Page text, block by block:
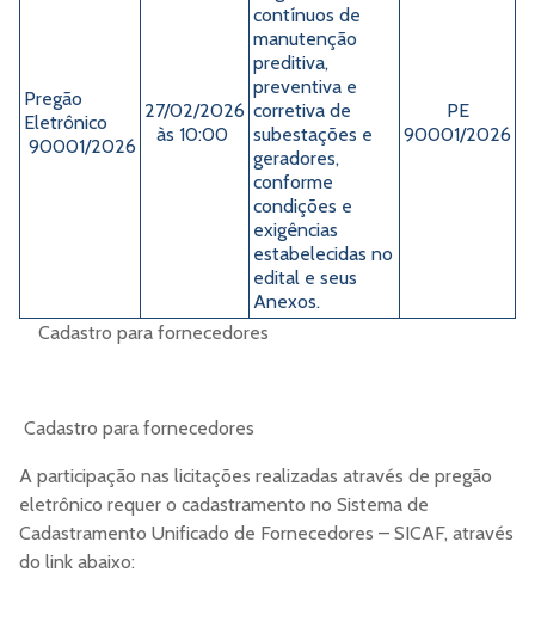
Pregão
Eletrônico
90001/2026
27/02/2026
às 10:00
contínuos de
manutenção
preditiva,
preventiva e
corretiva de
subestações e
geradores,
conforme
condições e
exigências
estabelecidas no
edital e seus
Anexos.
PE
90001/2026
Cadastro para fornecedores
Cadastro para fornecedores
A participação nas licitações realizadas através de pregão
eletrônico requer o cadastramento no Sistema de
Cadastramento Unificado de Fornecedores – SICAF, através
do link abaixo: